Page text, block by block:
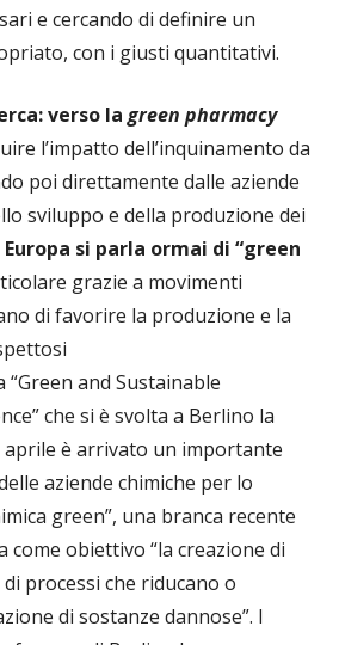
e cercando di definire un
con i giusti quantitativi.
verso la green pharmacy
l’impatto dell’inquinamento da
poi direttamente dalle aziende
sviluppo e della produzione dei
si parla ormai di “green
grazie a movimenti
di favorire la produzione e la
“Green and Sustainable
che si è svolta a Berlino la
è arrivato un importante
aziende chimiche per lo
green”, una branca recente
come obiettivo “la creazione di
processi che riducano o
di sostanze dannose”. I